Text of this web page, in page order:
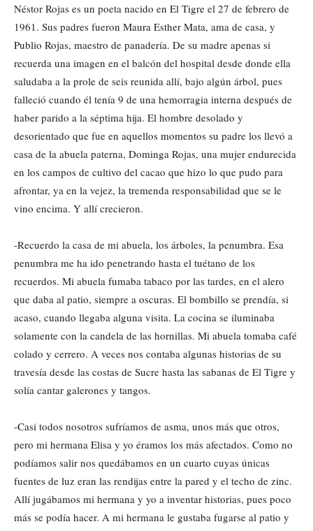
Néstor Rojas es un poeta nacido en El Tigre el 27 de febrero de
1961. Sus padres fueron Maura Esther Mata, ama de casa, y
Publio Rojas, maestro de panadería. De su madre apenas si
recuerda una imagen en el balcón del hospital desde donde ella
saludaba a la prole de seis reunida allí, bajo algún árbol, pues
falleció cuando él tenía 9 de una hemorragia interna después de
haber parido a la séptima hija. El hombre desolado y
desorientado que fue en aquellos momentos su padre los llevó a
casa de la abuela paterna, Dominga Rojas, una mujer endurecida
en los campos de cultivo del cacao que hizo lo que pudo para
afrontar, ya en la vejez, la tremenda responsabilidad que se le
vino encima. Y allí crecieron.
-Recuerdo la casa de mi abuela, los árboles, la penumbra. Esa
penumbra me ha ido penetrando hasta el tuétano de los
recuerdos. Mi abuela fumaba tabaco por las tardes, en el alero
que daba al patio, siempre a oscuras. El bombillo se prendía, si
acaso, cuando llegaba alguna visita. La cocina se iluminaba
solamente con la candela de las hornillas. Mi abuela tomaba café
colado y cerrero. A veces nos contaba algunas historias de su
travesía desde las costas de Sucre hasta las sabanas de El Tigre y
solía cantar galerones y tangos.
-Casi todos nosotros sufríamos de asma, unos más que otros,
pero mi hermana Elisa y yo éramos los más afectados. Como no
podíamos salir nos quedábamos en un cuarto cuyas únicas
fuentes de luz eran las rendijas entre la pared y el techo de zinc.
Allí jugábamos mi hermana y yo a inventar historias, pues poco
más se podía hacer. A mi hermana le gustaba fugarse al patio y